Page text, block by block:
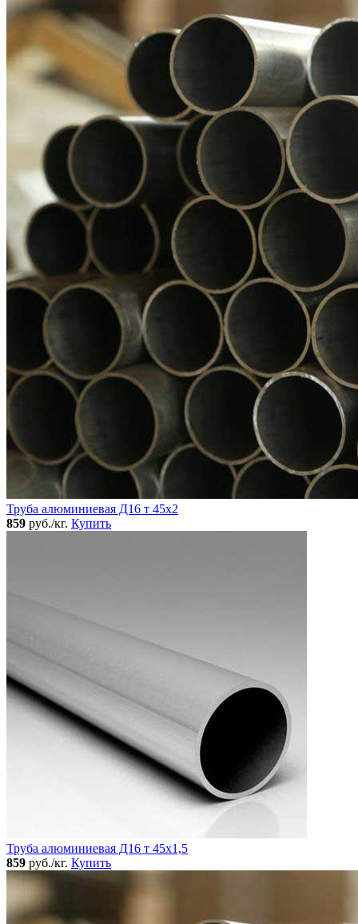
Труба алюминиевая Д16 т 45х2
859 руб./кг. Купить
Труба алюминиевая Д16 т 45х1,5
859 руб./кг. Купить